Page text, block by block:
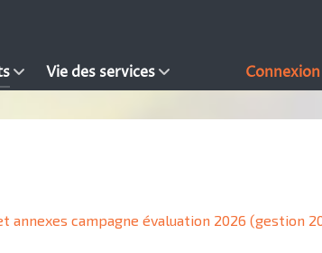
Vie des services Connexion
annexes campagne évaluation 2026 (gestion